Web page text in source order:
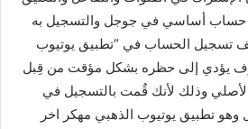
حساب أساسي في جوجل والتسجيل به
تسجيل الحساب في “تطبيق يوتيوب
يؤدي إلى حظره بشكل مؤقت من قِبل
الأصلي وذلك لأنك قٌمت بالتسجيل في
تطبيق يوتيوب الذهبي مهكر اخر